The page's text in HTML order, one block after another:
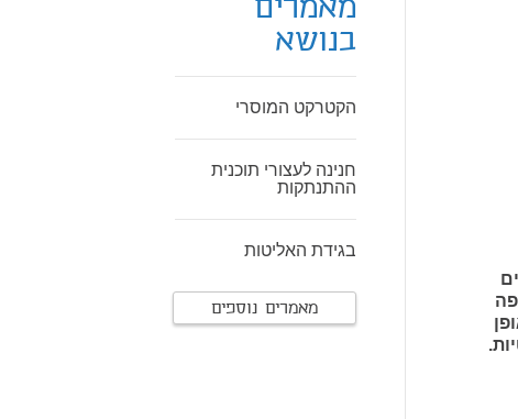
מאמרים
בנושא
הקטרקט המוסרי
חנינה לעצורי תוכנית
ההתנתקות
בגידת האליטות
מאמרים נוספים